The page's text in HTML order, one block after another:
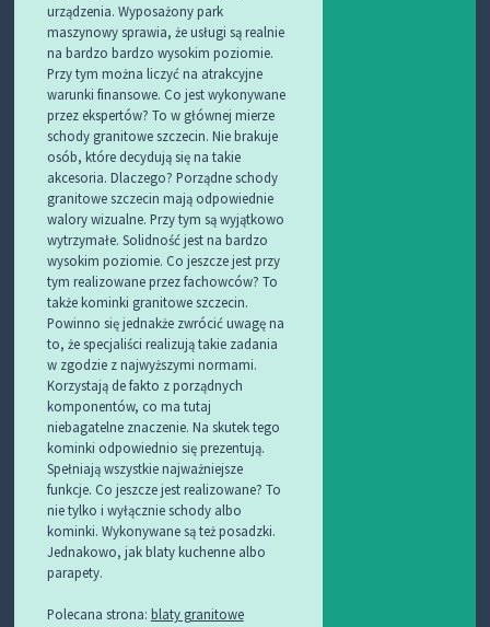
urządzenia. Wyposażony park
maszynowy sprawia, że usługi są realnie
na bardzo bardzo wysokim poziomie.
Przy tym można liczyć na atrakcyjne
warunki finansowe. Co jest wykonywane
przez ekspertów? To w głównej mierze
schody granitowe szczecin. Nie brakuje
osób, które decydują się na takie
akcesoria. Dlaczego? Porządne schody
granitowe szczecin mają odpowiednie
walory wizualne. Przy tym są wyjątkowo
wytrzymałe. Solidność jest na bardzo
wysokim poziomie. Co jeszcze jest przy
tym realizowane przez fachowców? To
także kominki granitowe szczecin.
Powinno się jednakże zwrócić uwagę na
to, że specjaliści realizują takie zadania
w zgodzie z najwyższymi normami.
Korzystają de fakto z porządnych
komponentów, co ma tutaj
niebagatelne znaczenie. Na skutek tego
kominki odpowiednio się prezentują.
Spełniają wszystkie najważniejsze
funkcje. Co jeszcze jest realizowane? To
nie tylko i wyłącznie schody albo
kominki. Wykonywane są też posadzki.
Jednakowo, jak blaty kuchenne albo
parapety.
Polecana strona: blaty granitowe